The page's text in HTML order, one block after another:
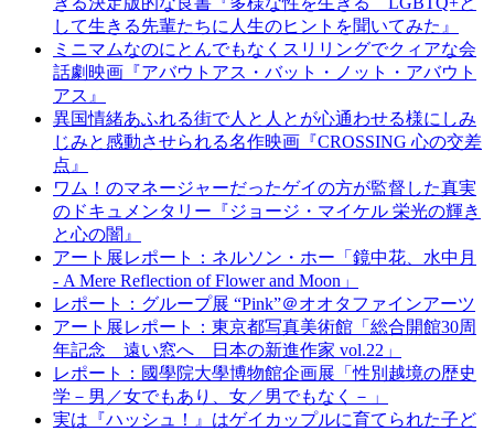
して生きる先輩たちに人生のヒントを聞いてみた』
ミニマムなのにとんでもなくスリリングでクィアな会
話劇映画『アバウトアス・バット・ノット・アバウト
アス』
異国情緒あふれる街で人と人とが心通わせる様にしみ
じみと感動させられる名作映画『CROSSING 心の交差
点』
ワム！のマネージャーだったゲイの方が監督した真実
のドキュメンタリー『ジョージ・マイケル 栄光の輝き
と心の闇』
アート展レポート：ネルソン・ホー「鏡中花、水中月
- A Mere Reflection of Flower and Moon」
レポート：グループ展 “Pink”＠オオタファインアーツ
アート展レポート：東京都写真美術館「総合開館30周
年記念 遠い窓へ 日本の新進作家 vol.22」
レポート：國學院大學博物館企画展「性別越境の歴史
学－男／女でもあり、女／男でもなく－」
実は『ハッシュ！』はゲイカップルに育てられた子ど